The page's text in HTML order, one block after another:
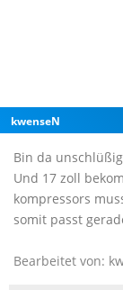
kwenseN
Bin da
Und 17 zoll
kompressors
somit passt
Bearbeitet von: